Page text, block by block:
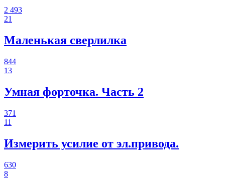
2 493
21
Маленькая сверлилка
844
13
Умная форточка. Часть 2
371
11
Измерить усилие от эл.привода.
630
8